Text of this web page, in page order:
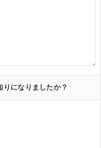
になりましたか？